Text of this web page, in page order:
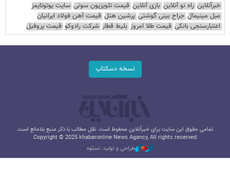
خبرآنلاین راه نو آنلاین بازی آنلاین قیمت تلویزیون سونی سایت یوتوتایمز
مبل مینیمال جراح بینی گوشتی پرشین هتل قیمت آهن فولاد ایرانیان
اعتبارسنجی بانکی قیمت طلا امروز بلیط قطار شرکت رادوکو قیمت پروفیل
نسخه دسکتاپ
تمامی حقوق این سایت برای خبرآنلاین محفوظ است. نقل مطالب با ذکر منبع بلامانع است.
Copyright © 2025 khabaronline News Agancy, All rights reserved
طراحی و تولید: نستوه